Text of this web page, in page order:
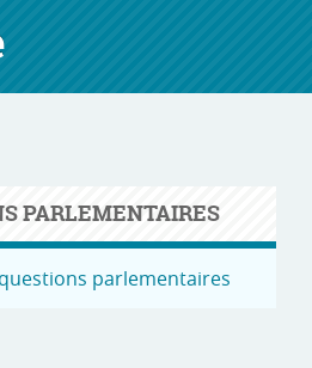
PARLEMENTAIRES
parlementaires